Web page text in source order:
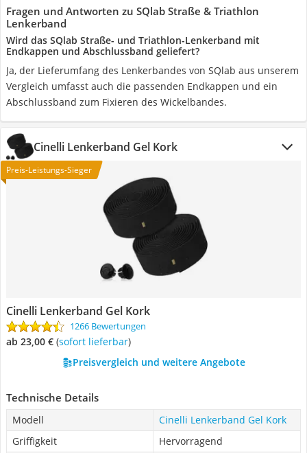
Fragen und Antworten zu SQlab Straße & Triathlon
Lenkerband
Wird das SQlab Straße- und Triathlon-Lenkerband mit
Endkappen und Abschlussband geliefert?
Ja, der Lieferumfang des Lenkerbandes von SQlab aus unserem
Vergleich umfasst auch die passenden Endkappen und ein
Abschlussband zum Fixieren des Wickelbandes.
Cinelli Lenkerband Gel Kork
Preis-Leistungs-Sieger
Cinelli Lenkerband Gel Kork
1266 Bewertungen
ab 23,00 € ( Sofort lieferbar)
Preisvergleich und weitere Angebote
Technische Details
Modell
Cinelli Lenkerband Gel Kork
Griffigkeit
Hervorragend